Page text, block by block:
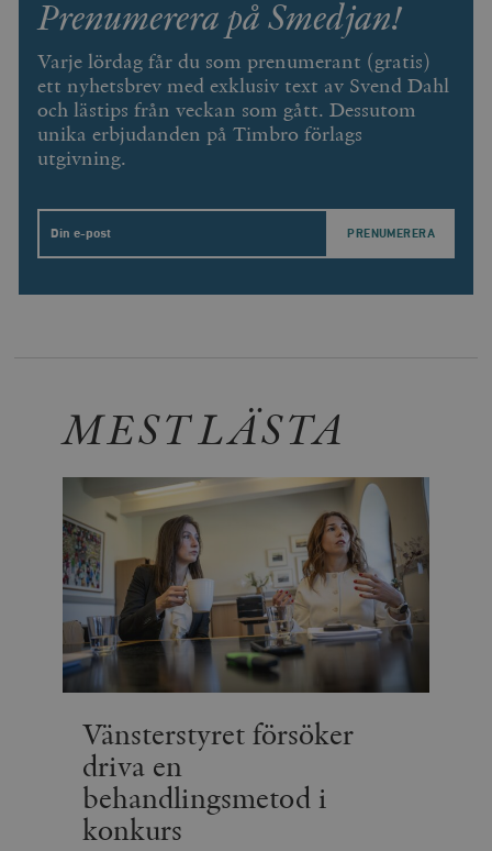
Prenumerera på Smedjan!
Varje lördag får du som prenumerant (gratis)
ett nyhetsbrev med exklusiv text av Svend Dahl
och lästips från veckan som gått. Dessutom
unika erbjudanden på Timbro förlags
utgivning.
Email
MEST LÄSTA
Vänsterstyret försöker
driva en
behandlingsmetod i
konkurs